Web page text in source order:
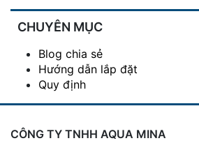
CHUYÊN MỤC
Blog chia sẻ
Hướng dẫn lắp đặt
Quy định
CÔNG TY TNHH AQUA MINA